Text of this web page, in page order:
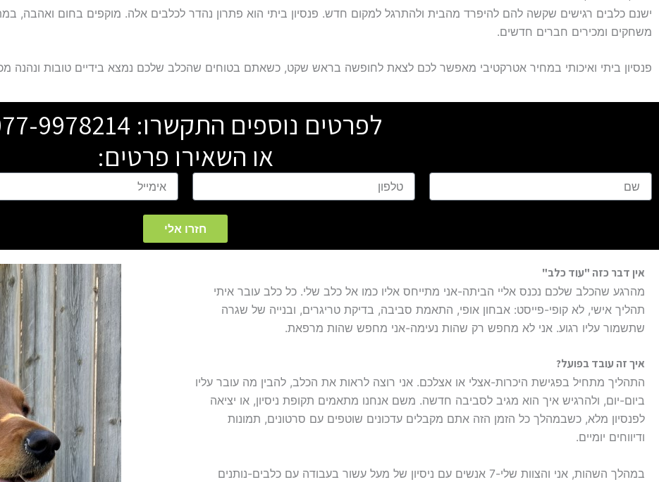
ישנם כלבים רגישים שקשה להם להיפרד מהבית ולהתרגל למקום חדש. פנסיון ביתי הוא פתרון נהדר לכלבים אלה. מוקפים בחום ואהבה,
משחקים ומכירים חברים חדשים.
פנסיון ביתי ואיכותי במחיר אטרקטיבי מאפשר לכם לצאת לחופשה בראש שקט, כשאתם בטוחים שהכלב שלכם נמצא בידיים טובות ונהנה
לפרטים נוספים התקשרו: 9978214
או השאירו פרטים:
ש
ט
א
י
ל
חזרו אלי
אין דבר כזה "עוד כלב"
מהרגע שהכלב שלכם נכנס אליי הביתה-אני מתייחס אליו כמו אל כלב שלי. כל כלב עובר איתי
תהליך אישי, לא קופי-פייסט: אבחון אופי, התאמת סביבה, בדיקת טריגרים, ובנייה של שגרה
שתשמור עליו רגוע. אני לא מחפש רק שהות נעימה-אני מחפש שהות מרפאת.
איך זה עובד בפועל?
התהליך מתחיל בפגישת היכרות-אצלי או אצלכם. אני רוצה לראות את הכלב, להבין מה עובר עליו
ביום-יום, ולהרגיש איך הוא מגיב לסביבה חדשה. משם אנחנו מתאמים תקופת ניסיון, או יציאה
לפנסיון מלא, כשבמהלך כל הזמן הזה אתם מקבלים עדכונים שוטפים עם סרטונים, תמונות
ודיווחים יומיים.
במהלך השהות, אני והצוות שלי-7 אנשים עם ניסיון של מעל עשור בעבודה עם כלבים-נותנים